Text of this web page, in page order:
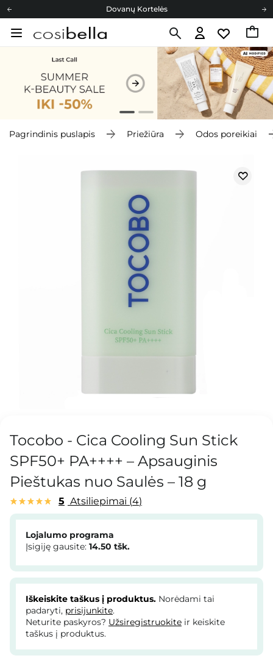
Dovanų Kortelės
Cosibella lojalumo programa
Dovanų Kortelės
Pagrindinis puslapis Priežiūra Odos poreikiai
Tocobo - Cica Cooling Sun Stick
SPF50+ PA++++ – Apsauginis
Pieštukas nuo Saulės – 18 g
5 Atsiliepimai 4
Lojalumo programa
Įsigiję gausite: 14.50 tšk.
Iškeiskite taškus į produktus. Norėdami tai
padaryti, prisijunkite.
Neturite paskyros? Užsiregistruokite ir keiskite
taškus į produktus.